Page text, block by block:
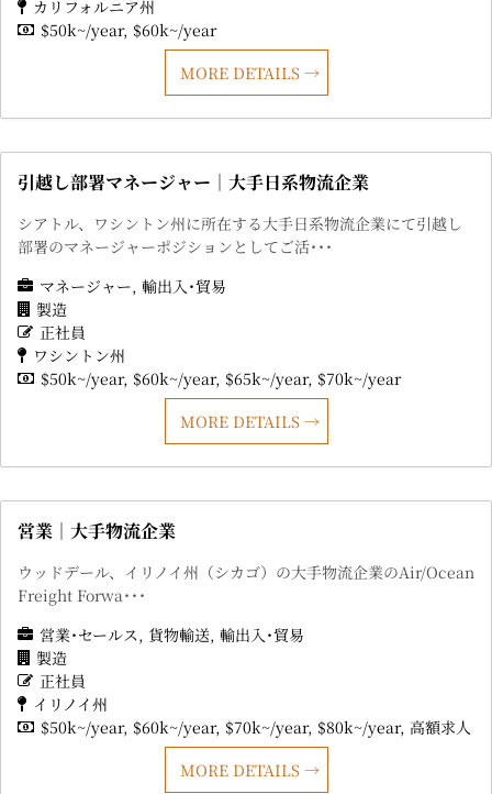
カリフォルニア州
$50k~/year $60k~/year
MORE DETAILS
引越し部署マネージャー｜大手日系物流企業
シアトル、ワシントン州に所在する大手日系物流企業にて引越し
部署のマネージャーポジションとしてご活･･･
マネージャー 輸出入･貿易
製造
正社員
ワシントン州
$50k~/year $60k~/year $65k~/year $70k~/year
MORE DETAILS
営業｜大手物流企業
ウッドデール、イリノイ州（シカゴ）の大手物流企業のAir/Ocean
Freight Forwa･･･
営業･セールス 貨物輸送 輸出入･貿易
製造
正社員
イリノイ州
$50k~/year $60k~/year $70k~/year $80k~/year 高額求人
MORE DETAILS